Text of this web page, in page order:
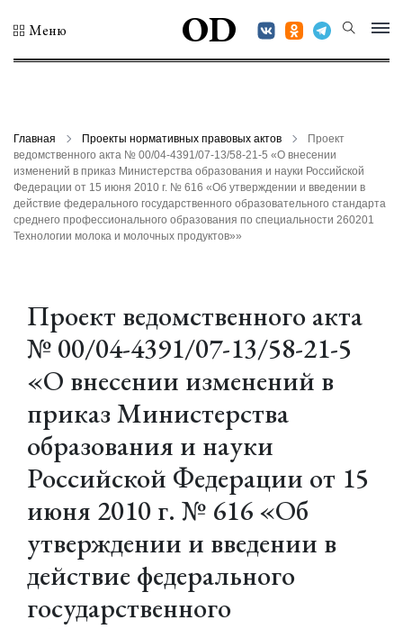
Меню OD
Главная Проекты нормативных правовых актов
Проект
ведомственного акта № 00/04-4391/07-13/58-21-5 «О внесении
изменений в приказ Министерства образования и науки Российской
Федерации от 15 июня 2010 г. № 616 «Об утверждении и введении в
действие федерального государственного образовательного стандарта
среднего профессионального образования по специальности 260201
Технологии молока и молочных продуктов»»
Проект ведомственного акта
№ 00/04-4391/07-13/58-21-5
«О внесении изменений в
приказ Министерства
образования и науки
Российской Федерации от 15
июня 2010 г. № 616 «Об
утверждении и введении в
действие федерального
государственного